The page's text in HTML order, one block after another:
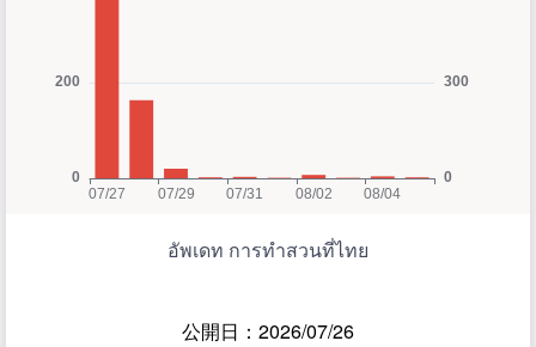
อัพเดท การทำสวนที่ไทย
公開日：2026/07/26